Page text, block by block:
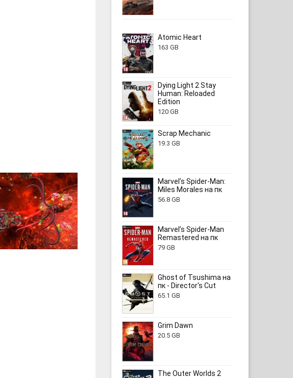
Atomic Heart
163 GB
Dying Light 2 Stay
Human: Reloaded
Edition
120 GB
Scrap Mechanic
19.3 GB
Marvel’s Spider-Man:
Miles Morales на пк
56.8 GB
Marvel’s Spider-Man
Remastered на пк
79 GB
Ghost of Tsushima на
пк - Director's Cut
65.1 GB
Grim Dawn
20.5 GB
The Outer Worlds 2